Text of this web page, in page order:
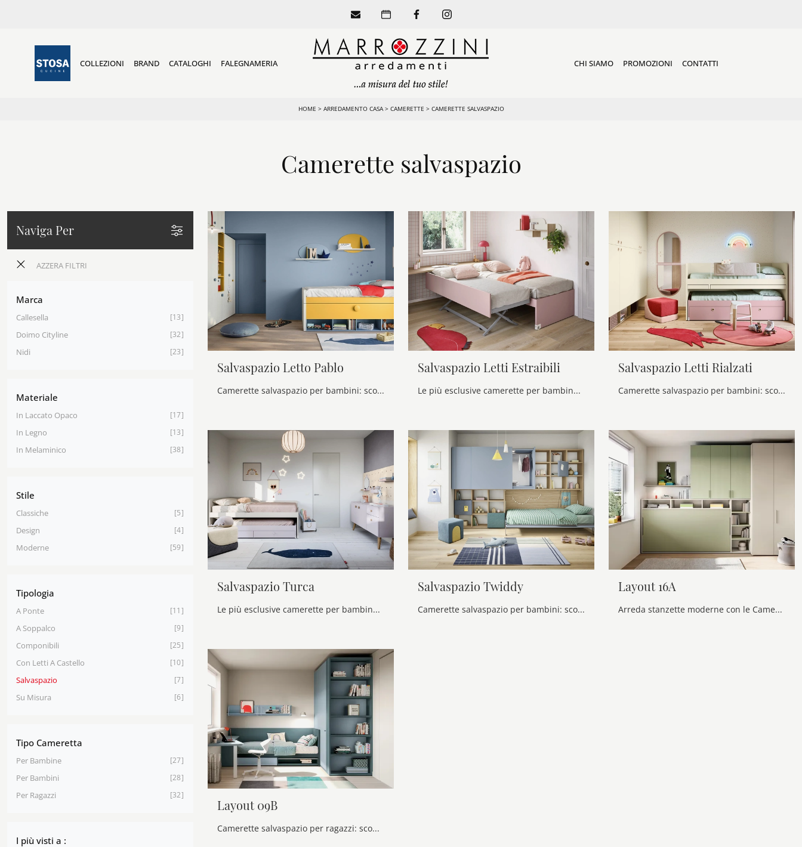
COLLEZIONI BRAND CATALOGHI FALEGNAMERIA CHI SIAMO PROMOZIONI CONTATTI
HOME > ARREDAMENTO CASA> CAMERETTE > CAMERETTE SALVASPAZIO
Camerette salvaspazio
Naviga Per
AZZERA FILTRI
Marca
Callesella 13
Doimo Cityline 32
Nidi 23
Materiale
In Laccato Opaco 17
In Legno 13
In Melaminico 38
Stile
Classiche 5
Design 4
Moderne 59
Tipologia
A Ponte 11
A Soppalco 9
Componibili 25
Con Letti A Castello 10
Salvaspazio 7
Su Misura 6
Tipo Cameretta
Per Bambine 27
Per Bambini 28
Per Ragazzi 32
I più visti a :
Salvaspazio Letto Pablo
Camerette salvaspazio per bambini: scopri il modello in melaminico Salvaspazio Letto Pablo di Nidi per stanzette moderne.
Salvaspazio Letti Estraibili
Le più esclusive camerette per bambine moderne ti attendono! Scopri il modello Salvaspazio Letti Estraibili di Nidi.
Salvaspazio Letti Rialzati
Camerette salvaspazio per bambini: scopri il modello in melaminico Salvaspazio Letti Rialzati di Nidi per stanzette moderne.
Salvaspazio Turca
Le più esclusive camerette per bambine moderne ti attendono! Scopri il modello Salvaspazio Turca di Nidi.
Salvaspazio Twiddy
Camerette salvaspazio per bambini: scopri il modello in melaminico Salvaspazio Twiddy di Nidi per stanzette moderne.
Layout 16A
Arreda stanzette moderne con le Camerette salvaspazio Doimo Cityline! Il modello Layout 16A in melaminico è per ragazzi.
Layout 09B
Camerette salvaspazio per ragazzi: scopri il modello in laccato opaco Layout 09B di Doimo Cityline per stanzette moderne.